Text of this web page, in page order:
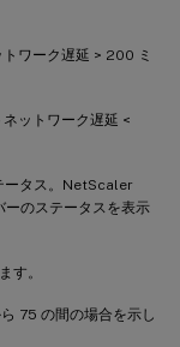
ワーク遅延 > 200 ミ
ットワーク遅延 <
ータス。NetScaler
のステータスを表示
す。
75 の間の場合を示し